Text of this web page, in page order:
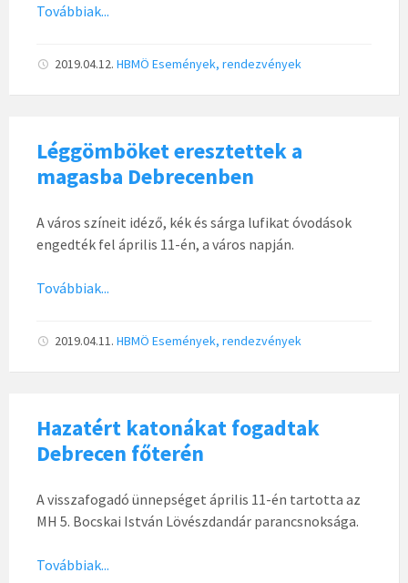
Továbbiak...
2019.04.12. HBMÖ Események, rendezvények
Léggömböket eresztettek a
magasba Debrecenben
A város színeit idéző, kék és sárga lufikat óvodások
engedték fel április 11-én, a város napján.
Továbbiak...
2019.04.11. HBMÖ Események, rendezvények
Hazatért katonákat fogadtak
Debrecen főterén
A visszafogadó ünnepséget április 11-én tartotta az
MH 5. Bocskai István Lövészdandár parancsnoksága.
Továbbiak...